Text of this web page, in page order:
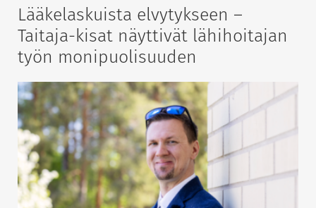
Lääkelaskuista elvytykseen –
Taitaja-kisat näyttivät lähihoitajan
työn monipuolisuuden